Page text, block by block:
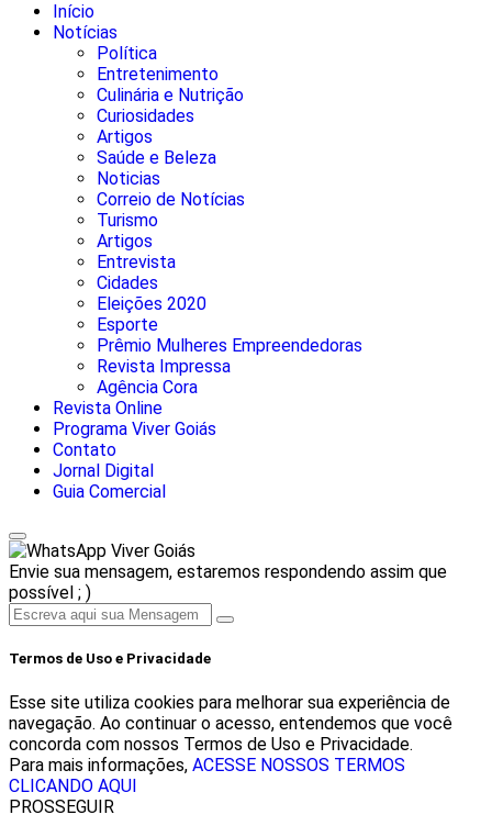
Início
Notícias
Política
Entretenimento
Culinária e Nutrição
Curiosidades
Artigos
Saúde e Beleza
Noticias
Correio de Notícias
Turismo
Artigos
Entrevista
Cidades
Eleições 2020
Esporte
Prêmio Mulheres Empreendedoras
Revista Impressa
Agência Cora
Revista Online
Programa Viver Goiás
Contato
Jornal Digital
Guia Comercial
Viver Goiás
Envie sua mensagem, estaremos respondendo assim que
possível ; )
Termos de Uso e Privacidade
Esse site utiliza cookies para melhorar sua experiência de
navegação. Ao continuar o acesso, entendemos que você
concorda com nossos Termos de Uso e Privacidade.
Para mais informações, ACESSE NOSSOS TERMOS
CLICANDO AQUI
PROSSEGUIR